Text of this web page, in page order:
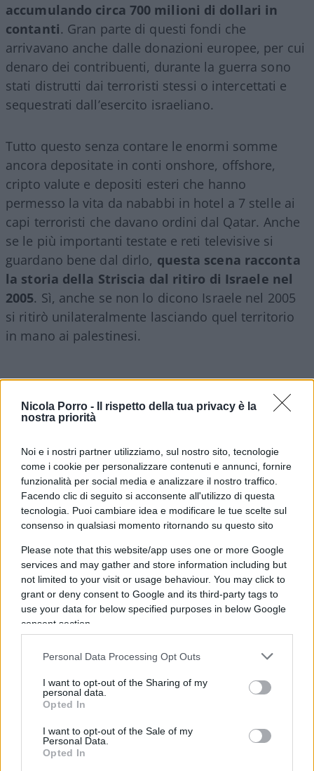
Nicola Porro -
Il rispetto della tua privacy è la
nostra priorità
Noi e i nostri partner utilizziamo, sul nostro sito, tecnologie
come i cookie per personalizzare contenuti e annunci, fornire
funzionalità per social media e analizzare il nostro traffico.
Facendo clic di seguito si acconsente all'utilizzo di questa
tecnologia. Puoi cambiare idea e modificare le tue scelte sul
consenso in qualsiasi momento ritornando su questo sito
Please note that this website/app uses one or more Google
services and may gather and store information including but
not limited to your visit or usage behaviour. You may click to
grant or deny consent to Google and its third-party tags to
use your data for below specified purposes in below Google
consent section.
Personal Data Processing Opt Outs
I want to opt-out of the Sharing of my
personal data.
Opted In
I want to opt-out of the Sale of my
Personal Data.
Opted In
accumulando circa 700 milioni di dollari in
contanti. Gran parte di questi fondi che
arrivavano anche dalle donazioni europee, per cui
denaro dei contribuenti, durante la guerra sono
stati distrutti dai terroristi stessi o intercettati e
sequestrati dall’esercito israeliano.
Tutto questo senza contare le enormi somme
ancora depositate in conti onshore, offshore,
cripto valute e depositi esteri che hanno
permesso la vita da nababbi in hotel a 7 stelle ai
capi terroristi che davano ordini dal Qatar. Anche
se le più importanti testate e reti televisive si
guardano bene dal dirlo, questa scena racconta
la storia della Striscia dal ritiro di Israele nel
2005. Sì, anche se non lo dicono Israele nel 2005
si ritirò unilateralmente lasciando quel territorio
in mano ai palestinesi.
Da quel momento
decine di miliardi di dollari
sono stati riversati a Gaza solo per essere
progetti vanitosi e ripetuti cicli di distruzione
innescati dall’avventurismo jihadista di Hamas. I
palestinesi hanno ricevuto più aiuti esteri di
qualsiasi altra popolazione in via di sviluppo e a
dirlo, anzi a urlarlo, èAhmed Fouad Alkhatib
cittadino americano nativo di Gaza che è uno dei
pochi palestinesi che ha il coraggio di dichiararsi
a favore di uno Stato che viva in pace. Uno dei
pochi che si dichiara apertamente anti-Hamas.
Occidente come un fuoco di paglia,
Fouad Alkhatibnon si fa remore a dichiarare che
i leader di Fatah, Arafat, Abu Mazen e l’Autorità
Nazionale Palestinese insieme ad Hamas
sperperato somme inimmaginabili in attività
corrotte e distruttive